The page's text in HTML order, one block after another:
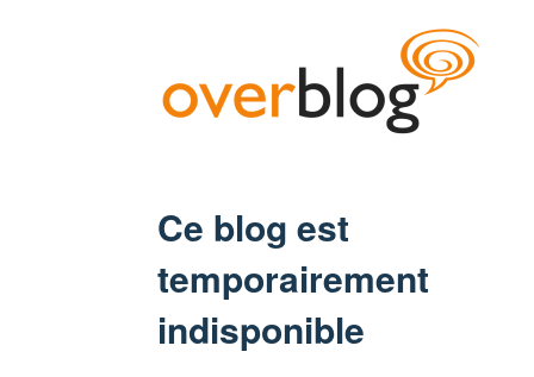
Ce blog est
temporairement
indisponible